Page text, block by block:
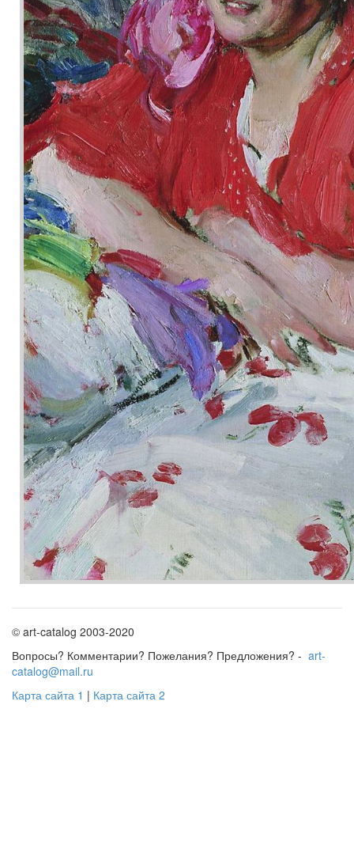
© art-catalog 2003-2020
Вопросы? Комментарии? Пожелания? Предложения? - art-
catalog@mail.ru
Карта сайта 1 | Карта сайта 2